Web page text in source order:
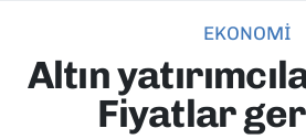
EKONOMİ
Altın
Fiyatlar
EKONOMİ
Süper Lig Puan Durumu
Tüm Manşetler